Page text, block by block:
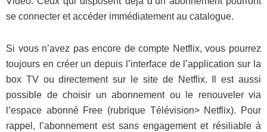
se connecter et accéder immédiatement au catalogue.
Si vous n’avez pas encore de compte Netflix, vous pourrez
toujours en créer un depuis l’interface de l’application sur la
box TV ou directement sur le site de Netflix. Il est aussi
possible de choisir un abonnement ou le renouveler via
l’espace abonné Free (rubrique Télévision> Netflix). Pour
rappel, l’abonnement est sans engagement et résiliable à